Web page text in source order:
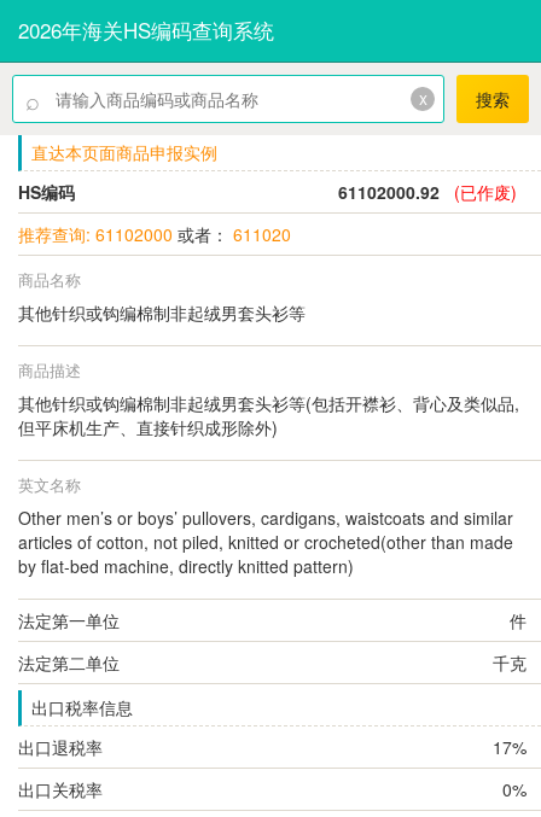
2026年海关HS编码查询系统
⌕ x 搜索
直达本页面商品申报实例
HS编码
61102000.92
(已作废)
推荐查询: 61102000 或者： 611020
商品名称
其他针织或钩编棉制非起绒男套头衫等
商品描述
其他针织或钩编棉制非起绒男套头衫等(包括开襟衫、背心及类似品,
但平床机生产、直接针织成形除外)
英文名称
Other men’s or boys’ pullovers, cardigans, waistcoats and similar
articles of cotton, not piled, knitted or crocheted(other than made
by flat-bed machine, directly knitted pattern)
法定第一单位
件
法定第二单位
千克
出口税率信息
出口退税率
17%
出口关税率
0%